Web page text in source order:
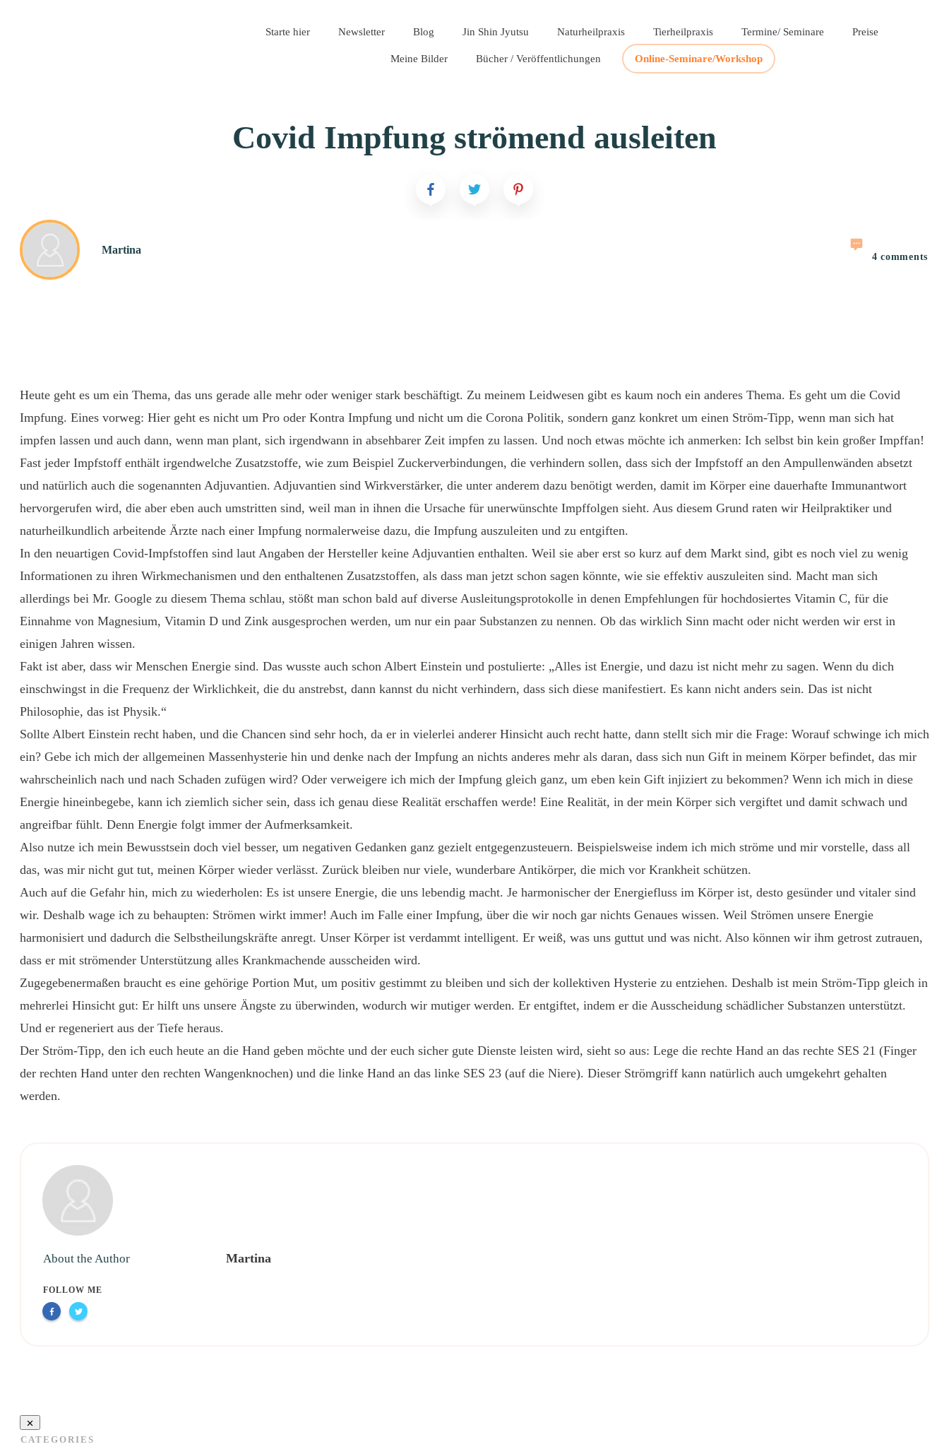
Starte hier Newsletter Blog Jin Shin Jyutsu Naturheilpraxis Tierheilpraxis Termine/ Seminare Preise
Meine Bilder Bücher / Veröffentlichungen Online-Seminare/Workshop
Covid Impfung strömend ausleiten
Martina
4 comments
Heute geht es um ein Thema, das uns gerade alle mehr oder weniger stark beschäftigt. Zu meinem Leidwesen gibt es kaum noch ein anderes Thema. Es geht um die Covid
Impfung. Eines vorweg: Hier geht es nicht um Pro oder Kontra Impfung und nicht um die Corona Politik, sondern ganz konkret um einen Ström-Tipp, wenn man sich hat
impfen lassen und auch dann, wenn man plant, sich irgendwann in absehbarer Zeit impfen zu lassen. Und noch etwas möchte ich anmerken: Ich selbst bin kein großer Impffan!
Fast jeder Impfstoff enthält irgendwelche Zusatzstoffe, wie zum Beispiel Zuckerverbindungen, die verhindern sollen, dass sich der Impfstoff an den Ampullenwänden absetzt
und natürlich auch die sogenannten Adjuvantien. Adjuvantien sind Wirkverstärker, die unter anderem dazu benötigt werden, damit im Körper eine dauerhafte Immunantwort
hervorgerufen wird, die aber eben auch umstritten sind, weil man in ihnen die Ursache für unerwünschte Impffolgen sieht. Aus diesem Grund raten wir Heilpraktiker und
naturheilkundlich arbeitende Ärzte nach einer Impfung normalerweise dazu, die Impfung auszuleiten und zu entgiften.
In den neuartigen Covid-Impfstoffen sind laut Angaben der Hersteller keine Adjuvantien enthalten. Weil sie aber erst so kurz auf dem Markt sind, gibt es noch viel zu wenig
Informationen zu ihren Wirkmechanismen und den enthaltenen Zusatzstoffen, als dass man jetzt schon sagen könnte, wie sie effektiv auszuleiten sind. Macht man sich
allerdings bei Mr. Google zu diesem Thema schlau, stößt man schon bald auf diverse Ausleitungsprotokolle in denen Empfehlungen für hochdosiertes Vitamin C, für die
Einnahme von Magnesium, Vitamin D und Zink ausgesprochen werden, um nur ein paar Substanzen zu nennen. Ob das wirklich Sinn macht oder nicht werden wir erst in
einigen Jahren wissen.
Fakt ist aber, dass wir Menschen Energie sind. Das wusste auch schon Albert Einstein und postulierte: „Alles ist Energie, und dazu ist nicht mehr zu sagen. Wenn du dich
einschwingst in die Frequenz der Wirklichkeit, die du anstrebst, dann kannst du nicht verhindern, dass sich diese manifestiert. Es kann nicht anders sein. Das ist nicht
Philosophie, das ist Physik.“
Sollte Albert Einstein recht haben, und die Chancen sind sehr hoch, da er in vielerlei anderer Hinsicht auch recht hatte, dann stellt sich mir die Frage: Worauf schwinge ich mich
ein? Gebe ich mich der allgemeinen Massenhysterie hin und denke nach der Impfung an nichts anderes mehr als daran, dass sich nun Gift in meinem Körper befindet, das mir
wahrscheinlich nach und nach Schaden zufügen wird? Oder verweigere ich mich der Impfung gleich ganz, um eben kein Gift injiziert zu bekommen? Wenn ich mich in diese
Energie hineinbegebe, kann ich ziemlich sicher sein, dass ich genau diese Realität erschaffen werde! Eine Realität, in der mein Körper sich vergiftet und damit schwach und
angreifbar fühlt. Denn Energie folgt immer der Aufmerksamkeit.
Also nutze ich mein Bewusstsein doch viel besser, um negativen Gedanken ganz gezielt entgegenzusteuern. Beispielsweise indem ich mich ströme und mir vorstelle, dass all
das, was mir nicht gut tut, meinen Körper wieder verlässt. Zurück bleiben nur viele, wunderbare Antikörper, die mich vor Krankheit schützen.
Auch auf die Gefahr hin, mich zu wiederholen: Es ist unsere Energie, die uns lebendig macht. Je harmonischer der Energiefluss im Körper ist, desto gesünder und vitaler sind
wir. Deshalb wage ich zu behaupten: Strömen wirkt immer! Auch im Falle einer Impfung, über die wir noch gar nichts Genaues wissen. Weil Strömen unsere Energie
harmonisiert und dadurch die Selbstheilungskräfte anregt. Unser Körper ist verdammt intelligent. Er weiß, was uns guttut und was nicht. Also können wir ihm getrost zutrauen,
dass er mit strömender Unterstützung alles Krankmachende ausscheiden wird.
Zugegebenermaßen braucht es eine gehörige Portion Mut, um positiv gestimmt zu bleiben und sich der kollektiven Hysterie zu entziehen. Deshalb ist mein Ström-Tipp gleich in
mehrerlei Hinsicht gut: Er hilft uns unsere Ängste zu überwinden, wodurch wir mutiger werden. Er entgiftet, indem er die Ausscheidung schädlicher Substanzen unterstützt.
Und er regeneriert aus der Tiefe heraus.
Der Ström-Tipp, den ich euch heute an die Hand geben möchte und der euch sicher gute Dienste leisten wird, sieht so aus: Lege die rechte Hand an das rechte SES 21 (Finger
der rechten Hand unter den rechten Wangenknochen) und die linke Hand an das linke SES 23 (auf die Niere). Dieser Strömgriff kann natürlich auch umgekehrt gehalten
werden.
About the Author Martina
FOLLOW ME
CATEGORIES